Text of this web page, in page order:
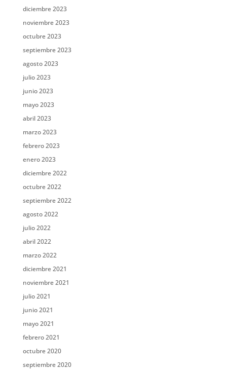
diciembre 2023
noviembre 2023
octubre 2023
septiembre 2023
agosto 2023
julio 2023
junio 2023
mayo 2023
abril 2023
marzo 2023
febrero 2023
enero 2023
diciembre 2022
octubre 2022
septiembre 2022
agosto 2022
julio 2022
abril 2022
marzo 2022
diciembre 2021
noviembre 2021
julio 2021
junio 2021
mayo 2021
febrero 2021
octubre 2020
septiembre 2020